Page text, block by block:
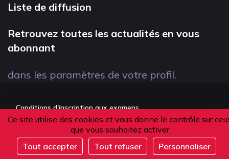
Ce site utilise des cookies et vous donne le contrôle sur
que vous souhaitez activer
Tout accepter
Tout refuser
Personnaliser
Liste de diffusion
Retrouvez toutes les actualités en vous
abonnant
dans les paramètres de votre profil.
Conditions d'inscription aux examens
Politique de confidentialité
Conditions générales de vente
Suivez-nous